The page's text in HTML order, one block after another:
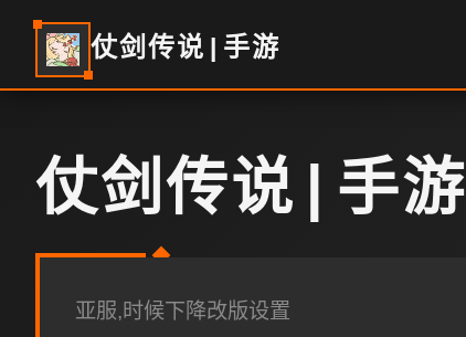
仗剑传说|手游
仗剑传说|手游
亚服,时候下降改版设置